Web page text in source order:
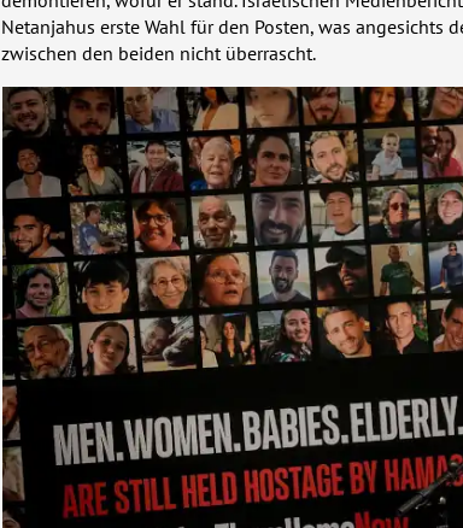
Netanjahus erste Wahl für den Posten, was angesichts
zwischen den beiden nicht überrascht.